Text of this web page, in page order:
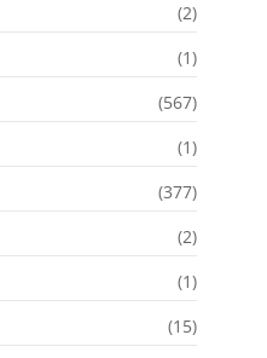
(2)
(1)
(567)
(1)
(377)
(2)
(1)
(15)